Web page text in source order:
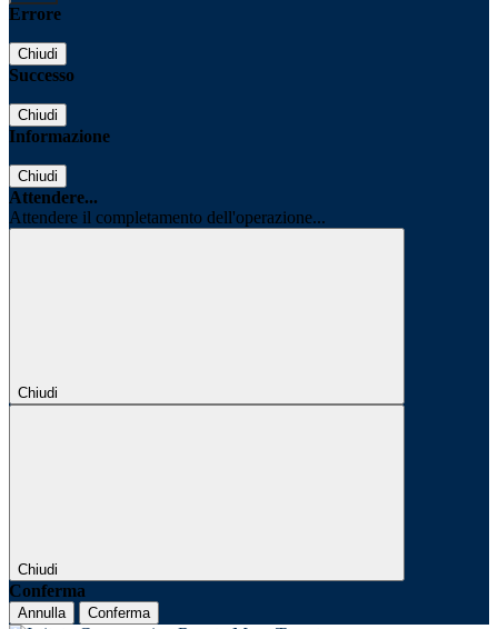
Errore
Chiudi
Successo
Chiudi
Informazione
Chiudi
Attendere...
Attendere il completamento dell'operazione...
Chiudi
Chiudi
Conferma
Annulla Conferma